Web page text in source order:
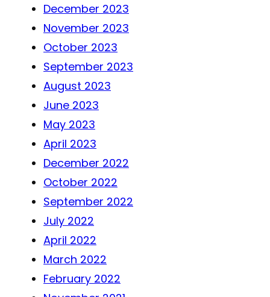
December 2023
November 2023
October 2023
September 2023
August 2023
June 2023
May 2023
April 2023
December 2022
October 2022
September 2022
July 2022
April 2022
March 2022
February 2022